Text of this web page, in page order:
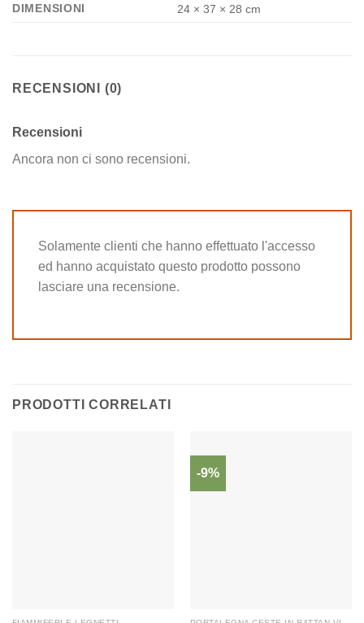
DIMENSIONI 24 × 37 × 28 cm
RECENSIONI (0)
Recensioni
Ancora non ci sono recensioni.
Solamente clienti che hanno effettuato l'accesso
ed hanno acquistato questo prodotto possono
lasciare una recensione.
PRODOTTI CORRELATI
-9%